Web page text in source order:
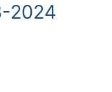
2024